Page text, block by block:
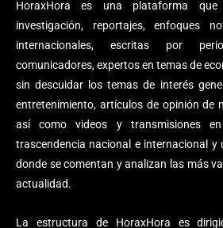
HoraxHora es una plataforma
investigación, reportajes, enfoques
internacionales, escritas por
comunicadores, expertos en temas de
sin descuidar los temas de interés
entretenimiento, artículos de opinión de
así como videos y transmisiones
trascendencia nacional e internacional y
donde se comentan y analizan las más
actualidad.
La estructura de HoraxHora es